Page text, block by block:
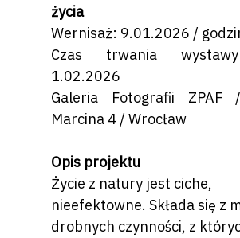
życia
Wernisaż: 9.01.2026 /
Czas trwania
1.02.2026
Galeria Fotografii
Marcina 4 / Wrocław
Opis projektu
Życie z natury jest ciche,
nieefektowne. Składa się z
drobnych czynności, z